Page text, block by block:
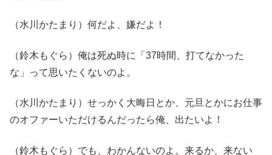
（水川かたまり）何だよ、嫌だよ！
（鈴木もぐら）俺は死ぬ時に「37時間、打てなかった
な」って思いたくないのよ。
（水川かたまり）せっかく大晦日とか、元旦とかにお仕事
のオファーいただけるんだったら俺、出たいよ！
（鈴木もぐら）でも、わかんないのよ。来るか、来ない